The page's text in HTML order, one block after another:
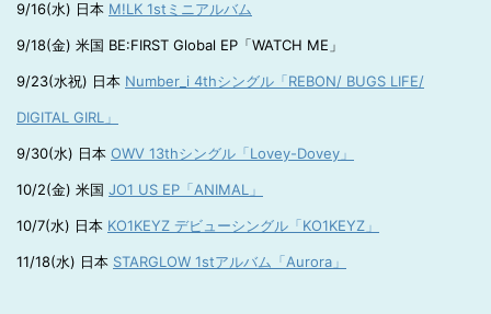
9/16(水) 日本 M!LK 1stミニアルバム
9/18(金) 米国 BE:FIRST Global EP「WATCH ME」
9/23(水祝) 日本 Number_i 4thシングル「REBON/ BUGS LIFE/
DIGITAL GIRL」
9/30(水) 日本 OWV 13thシングル「Lovey-Dovey」
10/2(金) 米国 JO1 US EP「ANIMAL」
10/7(水) 日本 KO1KEYZ デビューシングル「KO1KEYZ」
11/18(水) 日本 STARGLOW 1stアルバム「Aurora」